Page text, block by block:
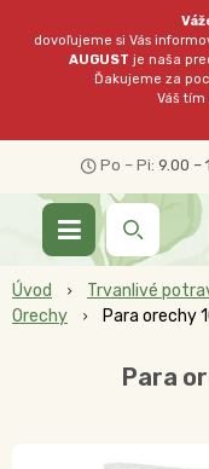
dovoľujeme si Vás
AUGUST je naša
Ďakujeme za
Váš tím
Po – Pi: 9.00 –
Úvod Trvanlivé
Orechy
Para orechy
Para